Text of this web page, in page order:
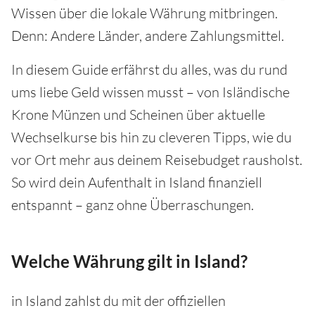
Wissen über die lokale Währung mitbringen.
Denn: Andere Länder, andere Zahlungsmittel.
In diesem Guide erfährst du alles, was du rund
ums liebe Geld wissen musst – von Isländische
Krone Münzen und Scheinen über aktuelle
Wechselkurse bis hin zu cleveren Tipps, wie du
vor Ort mehr aus deinem Reisebudget rausholst.
So wird dein Aufenthalt in Island finanziell
entspannt – ganz ohne Überraschungen.
Welche Währung gilt in Island?
in Island zahlst du mit der offiziellen